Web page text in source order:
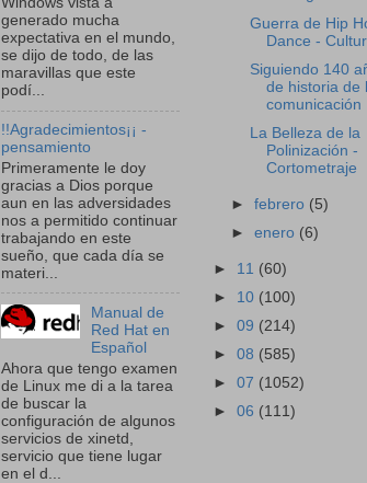
generado mucha
expectativa en el mundo,
se dijo de todo, de las
maravillas que este
podí...
!!Agradecimientos¡¡ -
pensamiento
Primeramente le doy
gracias a Dios porque
aun en las adversidades
nos a permitido continuar
trabajando en este
sueño, que cada día se
materi...
Manual de
Red Hat en
Español
Ahora que tengo examen
de Linux me di a la tarea
de buscar la
configuración de algunos
servicios de xinetd,
servicio que tiene lugar
en el d...
Guerra de Hip
Dance -
Siguiendo 140
de historia de
comunicación
La Belleza de la
Polinización -
Cortometraje
►febrero (5)
►enero (6)
► 11 (60)
► 10 (100)
► 09 (214)
► 08 (585)
► 07 (1052)
► 06 (111)